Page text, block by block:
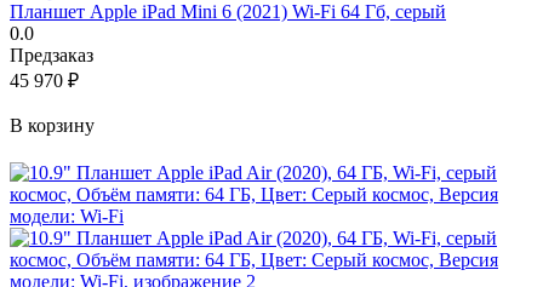
Планшет Apple iPad Mini 6 (2021) Wi-Fi 64 Гб, серый
0.0
Предзаказ
45 970 ₽
В корзину